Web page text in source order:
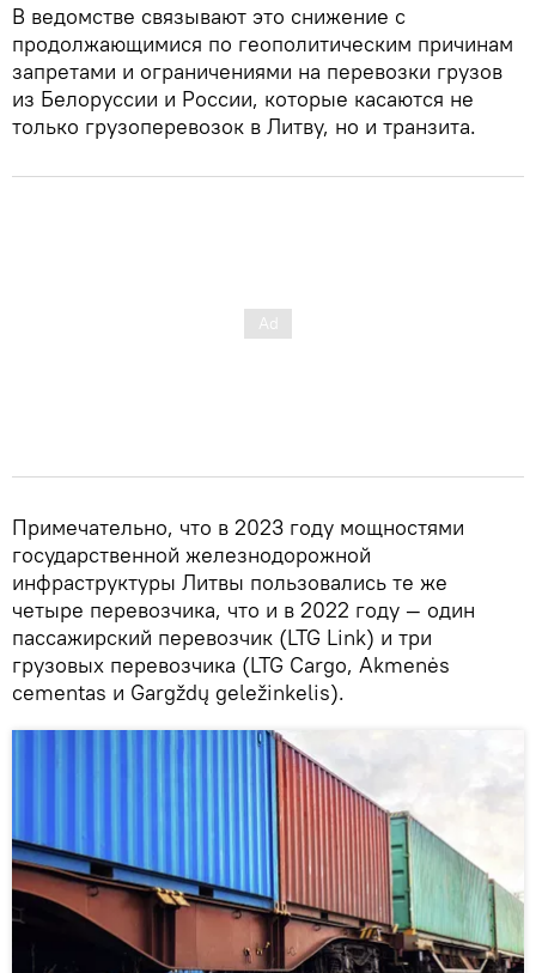
В ведомстве связывают это снижение с
продолжающимися по геополитическим причинам
запретами и ограничениями на перевозки грузов
из Белоруссии и России, которые касаются не
только грузоперевозок в Литву, но и транзита.
Примечательно, что в 2023 году мощностями
государственной железнодорожной
инфраструктуры Литвы пользовались те же
четыре перевозчика, что и в 2022 году — один
пассажирский перевозчик (LTG Link) и три
грузовых перевозчика (LTG Cargo, Akmenės
cementas и Gargždų geležinkelis).